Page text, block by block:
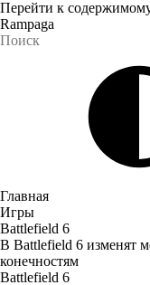
Перейти к
Rampaga
Главная
Игры
Battlefield 6
В Battlefield 6 изменят
конечностям
Battlefield 6